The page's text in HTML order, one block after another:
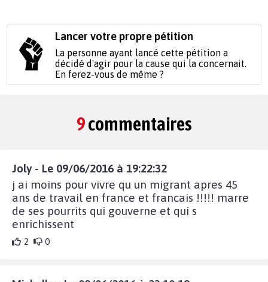
Lancer votre propre pétition
La personne ayant lancé cette pétition a
décidé d'agir pour la cause qui la concernait.
En ferez-vous de même ?
9commentaires
Joly - Le 09/06/2016 à 19:22:32
j ai moins pour vivre qu un migrant apres 45
ans de travail en france et francais !!!!! marre
de ses pourrits qui gouverne et qui s
enrichissent
2 0